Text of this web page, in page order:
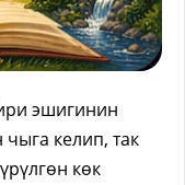
эшигинин
келип, так
көк